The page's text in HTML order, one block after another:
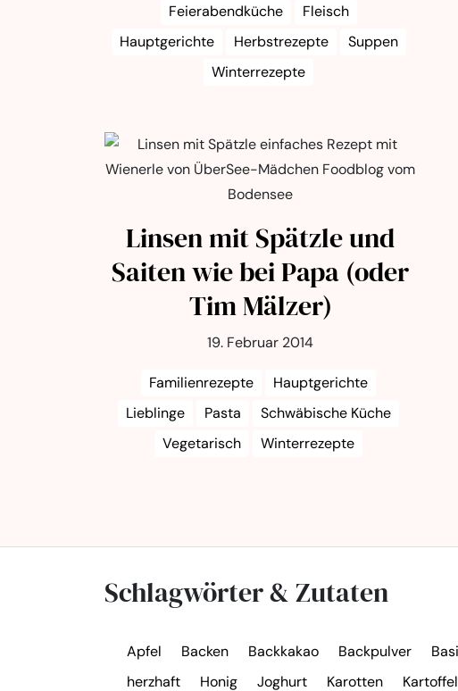
Feierabendküche
Fleisch
Hauptgerichte
Herbstrezepte
Suppen
Winterrezepte
Linsen mit Spätzle und
Saiten wie bei Papa (oder
Tim Mälzer)
19. Februar 2014
Familienrezepte
Hauptgerichte
Lieblinge
Pasta
Schwäbische Küche
Vegetarisch
Winterrezepte
Schlagwörter & Zutaten
Apfel Backen Backkakao Backpulver
herzhaft
Honig Joghurt Karotten